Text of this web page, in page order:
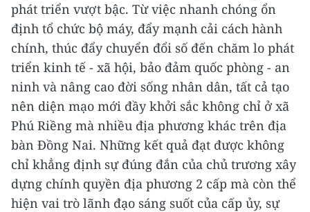
phát triển vượt bậc. Từ việc nhanh chóng ổn
định tổ chức bộ máy, đẩy mạnh cải cách hành
chính, thúc đẩy chuyển đổi số đến chăm lo phát
triển kinh tế - xã hội, bảo đảm quốc phòng - an
ninh và nâng cao đời sống nhân dân, tất cả tạo
nên diện mạo mới đầy khởi sắc không chỉ ở xã
Phú Riềng mà nhiều địa phương khác trên địa
bàn Đồng Nai. Những kết quả đạt được không
chỉ khẳng định sự đúng đắn của chủ trương xây
dựng chính quyền địa phương 2 cấp mà còn thể
hiện vai trò lãnh đạo sáng suốt của cấp ủy, sự